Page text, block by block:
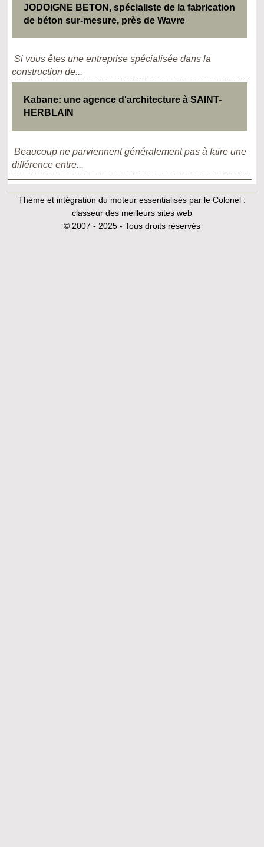
JODOIGNE BETON, spécialiste de la fabrication
de béton sur-mesure, près de Wavre
Si vous êtes une entreprise spécialisée dans la
construction de...
Kabane: une agence d'architecture à SAINT-
HERBLAIN
Beaucoup ne parviennent généralement pas à faire une
différence entre...
Thème et intégration du moteur essentialisés par le Colonel :
classeur des meilleurs sites web
© 2007 - 2025 - Tous droits réservés